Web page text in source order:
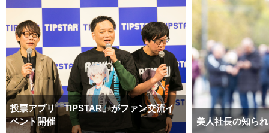
投票アプリ「TIPSTAR」がファン交流イ
ベント開催
美人社長の知ら